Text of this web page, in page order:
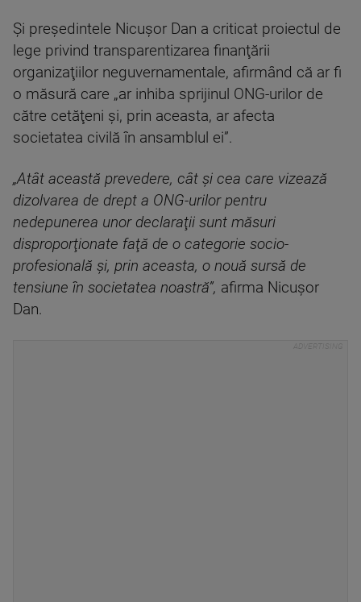
Şi preşedintele Nicuşor Dan a criticat proiectul de
lege privind transparentizarea finanţării
organizaţiilor neguvernamentale, afirmând că ar fi
o măsură care „ar inhiba sprijinul ONG-urilor de
către cetăţeni şi, prin aceasta, ar afecta
societatea civilă în ansamblul ei”.
„Atât această prevedere, cât şi cea care vizează
dizolvarea de drept a ONG-urilor pentru
nedepunerea unor declaraţii sunt măsuri
disproporţionate faţă de o categorie socio-
profesională şi, prin aceasta, o nouă sursă de
tensiune în societatea noastră”, afirma Nicuşor
Dan.